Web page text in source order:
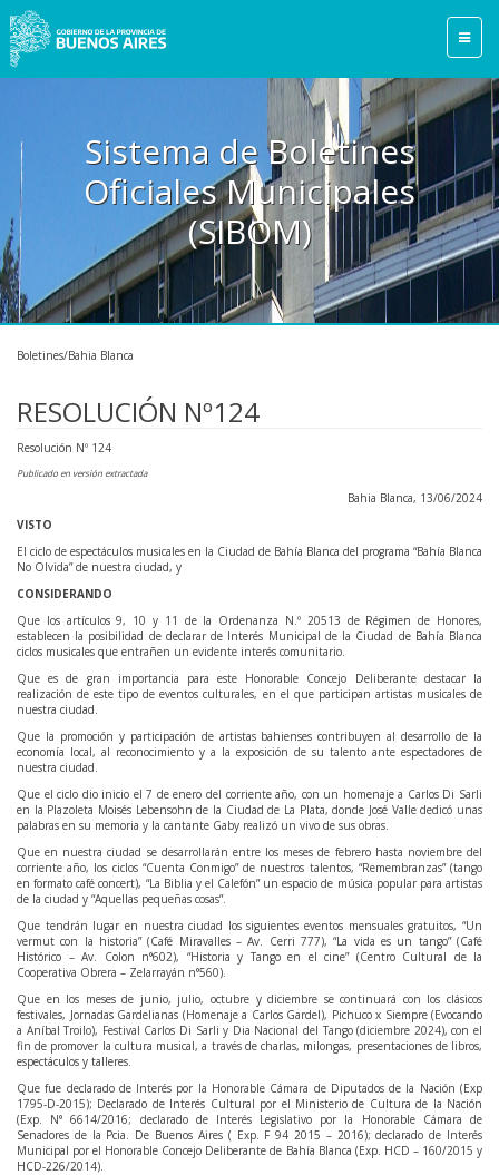
Sistema de Boletines
Oficiales Municipales
(SIBOM)
Boletines/Bahia Blanca
RESOLUCIÓN Nº124
Resolución Nº 124
Publicado en versión extractada
Bahia Blanca, 13/06/2024
VISTO
El ciclo de espectáculos musicales en la Ciudad de Bahía Blanca del programa “Bahía Blanca
No Olvida” de nuestra ciudad, y
CONSIDERANDO
Que los artículos 9, 10 y 11 de la Ordenanza N.º 20513 de Régimen de Honores,
establecen la posibilidad de declarar de Interés Municipal de la Ciudad de Bahía Blanca
ciclos musicales que entrañen un evidente interés comunitario.
Que es de gran importancia para este Honorable Concejo Deliberante destacar la
realización de este tipo de eventos culturales, en el que participan artistas musicales de
nuestra ciudad.
Que la promoción y participación de artistas bahienses contribuyen al desarrollo de la
economía local, al reconocimiento y a la exposición de su talento ante espectadores de
nuestra ciudad.
Que el ciclo dio inicio el 7 de enero del corriente año, con un homenaje a Carlos Di Sarli
en la Plazoleta Moisés Lebensohn de la Ciudad de La Plata, donde José Valle dedicó unas
palabras en su memoria y la cantante Gaby realizó un vivo de sus obras.
Que en nuestra ciudad se desarrollarán entre los meses de febrero hasta noviembre del
corriente año, los ciclos “Cuenta Conmigo” de nuestros talentos, “Remembranzas” (tango
en formato café concert), “La Biblia y el Calefón” un espacio de música popular para artistas
de la ciudad y “Aquellas pequeñas cosas”.
Que tendrán lugar en nuestra ciudad los siguientes eventos mensuales gratuitos, “Un
vermut con la historia” (Café Miravalles – Av. Cerri 777), “La vida es un tango” (Café
Histórico – Av. Colon n°602), “Historia y Tango en el cine” (Centro Cultural de la
Cooperativa Obrera – Zelarrayán n°560).
Que en los meses de junio, julio, octubre y diciembre se continuará con los clásicos
festivales, Jornadas Gardelianas (Homenaje a Carlos Gardel), Pichuco x Siempre (Evocando
a Aníbal Troilo), Festival Carlos Di Sarli y Dia Nacional del Tango (diciembre 2024), con el
fin de promover la cultura musical, a través de charlas, milongas, presentaciones de libros,
espectáculos y talleres.
Que fue declarado de Interés por la Honorable Cámara de Diputados de la Nación (Exp
1795-D-2015); Declarado de Interés Cultural por el Ministerio de Cultura de la Nación
(Exp. N° 6614/2016; declarado de Interés Legislativo por la Honorable Cámara de
Senadores de la Pcia. De Buenos Aires ( Exp. F 94 2015 – 2016); declarado de Interés
Municipal por el Honorable Concejo Deliberante de Bahía Blanca (Exp. HCD – 160/2015 y
HCD-226/2014).